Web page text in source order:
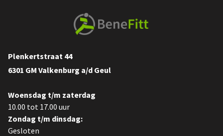
Plenkertstraat 44
6301 GM Valkenburg a/d Geul
Woensdag t/m zaterdag
10.00 tot 17.00 uur
Zondag t/m dinsdag:
Gesloten